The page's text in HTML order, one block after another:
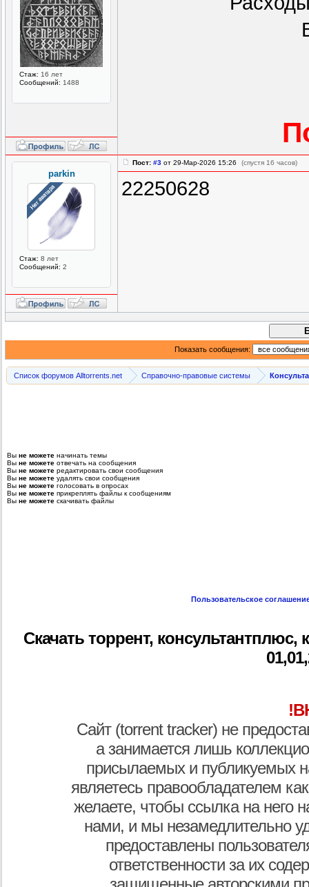
Стаж: 16 лет
Сообщений: 1488
parkin
Стаж: 8 лет
Сообщений: 2
Пост: #3 от 29-Мар-2026 15:26 (спустя 16 часов)
22250628
Показать сообщения:
Список форумов Alltorrents.net Справочно-правовые системы
Вы не можете начинать темы
Вы не можете отвечать на сообщения
Вы не можете редактировать свои сообщения
Вы не можете удалять свои сообщения
Вы не можете голосовать в опросах
Вы не можете прикреплять файлы к сообщениям
Вы не можете скачивать файлы
Пользовательское
Скачать торрент,
Сайт (torrent tracker) не
а занимается лишь
присылаемых и публикуемых
являетесь правообладателем
желаете, чтобы ссылка на него
нами, и мы незамедлительно
предоставлены
ответственности за их